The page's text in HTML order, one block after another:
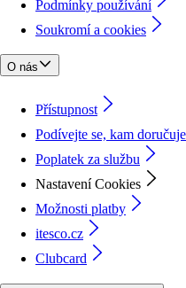
Podmínky používání
Soukromí a cookies
O nás
Přístupnost
Podívejte se, kam
Poplatek za službu
Nastavení Cookies
Možnosti platby
itesco.cz
Clubcard